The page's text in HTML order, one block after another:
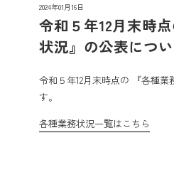
2024年01月16日
令和５年12月末時
状況』の公表につ
令和５年12月末時点の 『各種
す。
各種業務状況一覧はこちら